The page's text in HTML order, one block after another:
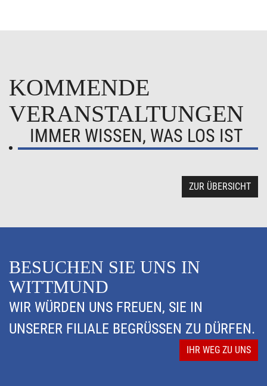
KOMMENDE
VERANSTALTUNGEN
IMMER WISSEN, WAS LOS IST
ZUR ÜBERSICHT
BESUCHEN SIE UNS IN
WITTMUND
WIR WÜRDEN UNS FREUEN, SIE IN
UNSERER FILIALE BEGRÜSSEN ZU DÜRFEN.
IHR WEG ZU UNS